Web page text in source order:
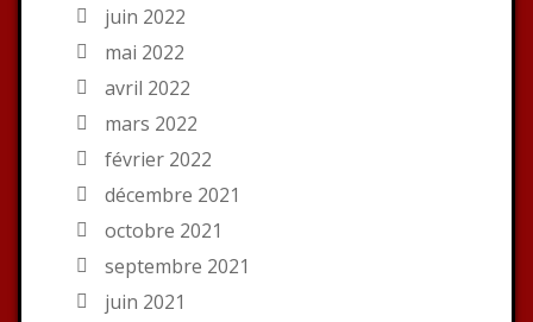
juin 2022
mai 2022
avril 2022
mars 2022
février 2022
décembre 2021
octobre 2021
septembre 2021
juin 2021